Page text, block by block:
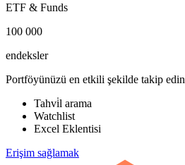
ETF & Funds
100 000
endeksler
Portföyünüzü en etkili şekilde takip edin
Tahvi̇l arama
Watchlist
Excel Eklentisi
Erişim sağlamak